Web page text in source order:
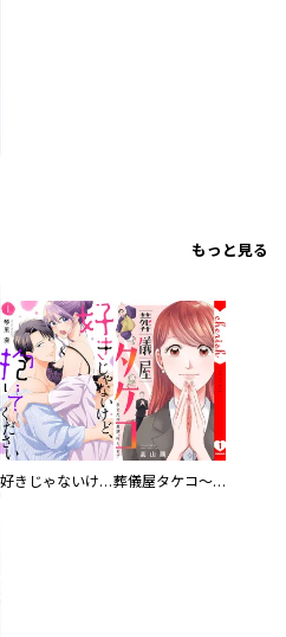
もっと見る
好きじゃないけど、抱いてください【電子単行本版／特典おまけ付き】 葬儀屋タケコ～あなたの最期、叶えます【電子単行本版】